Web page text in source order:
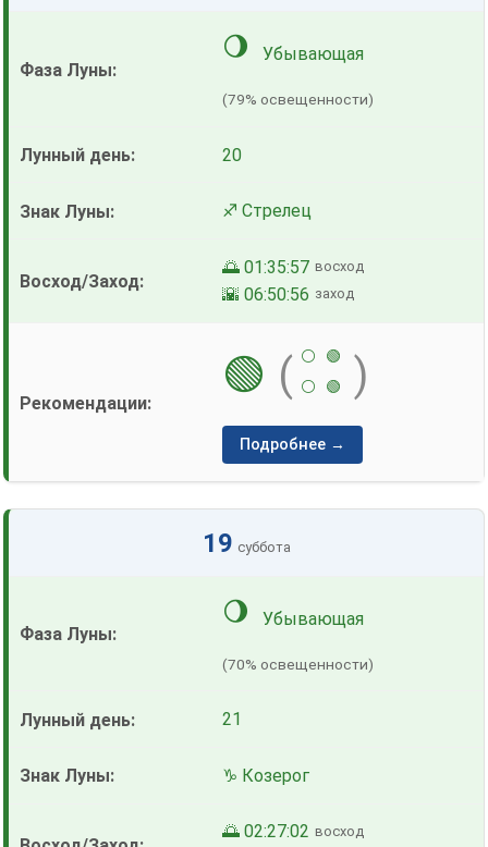
🌖 Убывающая
(79% освещенности)
20
♐ Стрелец
🌅 01:35:57 восход
🌇 06:50:56 заход
🟢 ( ⚪
🟢
⚪
🟢 )
Подробнее →
19 суббота
🌖 Убывающая
(70% освещенности)
21
♑ Козерог
🌅 02:27:02 восход